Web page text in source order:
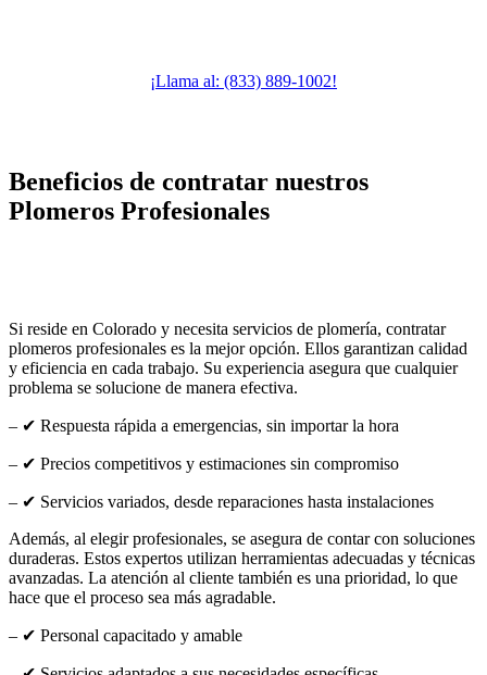
¡Llama al: (833) 889-1002!
Beneficios de contratar nuestros
Plomeros Profesionales
Si reside en Colorado y necesita servicios de plomería, contratar
plomeros profesionales es la mejor opción. Ellos garantizan calidad
y eficiencia en cada trabajo. Su experiencia asegura que cualquier
problema se solucione de manera efectiva.
– ✔ Respuesta rápida a emergencias, sin importar la hora
– ✔ Precios competitivos y estimaciones sin compromiso
– ✔ Servicios variados, desde reparaciones hasta instalaciones
Además, al elegir profesionales, se asegura de contar con soluciones
duraderas. Estos expertos utilizan herramientas adecuadas y técnicas
avanzadas. La atención al cliente también es una prioridad, lo que
hace que el proceso sea más agradable.
– ✔ Personal capacitado y amable